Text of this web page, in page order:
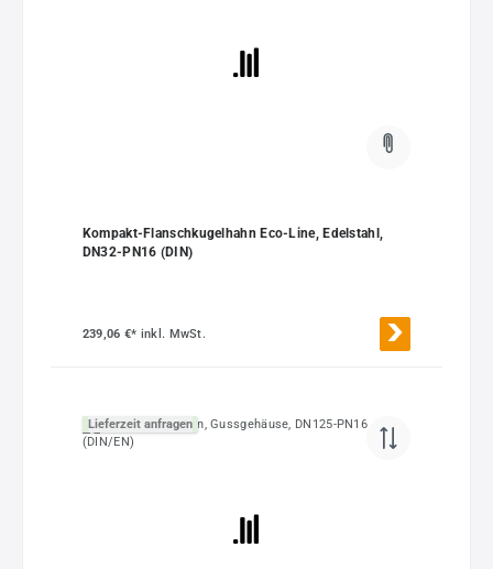
Kompakt-Flanschkugelhahn Eco-Line, Edelstahl,
DN32-PN16 (DIN)
239,06 €* inkl. MwSt.
Lieferzeit anfragen